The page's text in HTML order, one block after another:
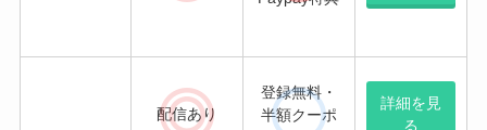
ン
詳細を見
る